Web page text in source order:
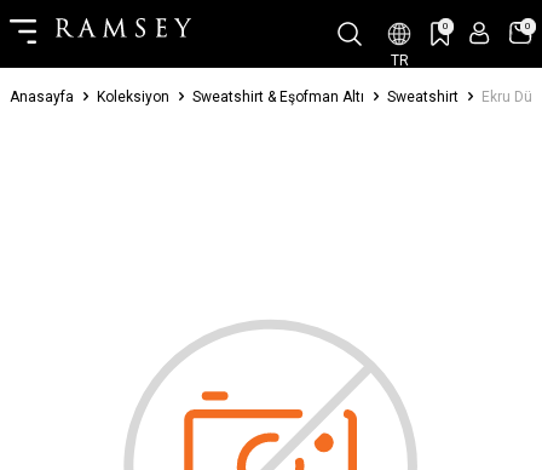
TR
0 0
Anasayfa Koleksiyon Sweatshirt & Eşofman Altı Sweatshirt Ekru